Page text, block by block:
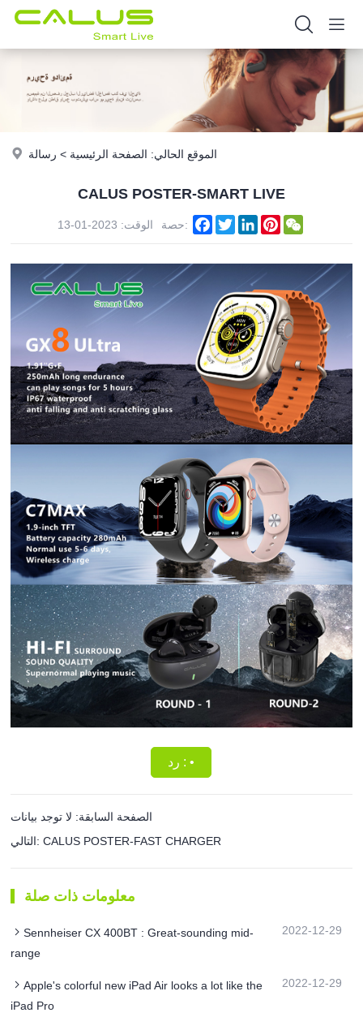
الموقع الحالي: الصفحة الرئيسية > رسالة
CALUS POSTER-SMART LIVE
الوقت: 2023-01-13 حصة: Facebook
TwitterLinkedInPinterest
رد : •
الصفحة السابقة: لا توجد بيانات
التالي: CALUS POSTER-FAST CHARGER
معلومات ذات صلة
Sennheiser CX 400BT : Great-sounding mid-
range
2022-12-29
Apple's colorful new iPad Air looks a lot like the
iPad Pro
2022-12-29